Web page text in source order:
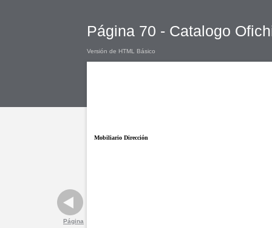
Página 70 - Catalogo
Versión de HTML Básico
Página
Mobiliario Dirección